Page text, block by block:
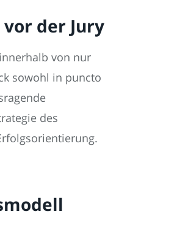
der Jury
von nur
sowohl in puncto
des